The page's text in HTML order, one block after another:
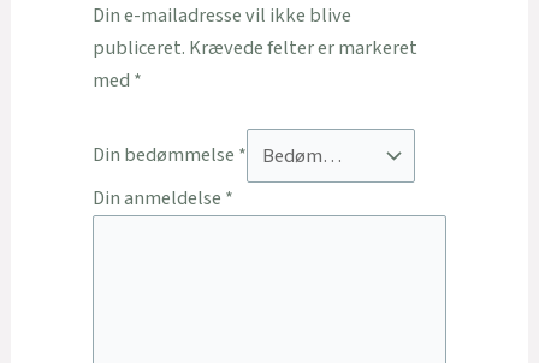
Din e-mailadresse vil ikke blive
publiceret. Krævede felter er markeret
med *
Din bedømmelse *
Din anmeldelse *